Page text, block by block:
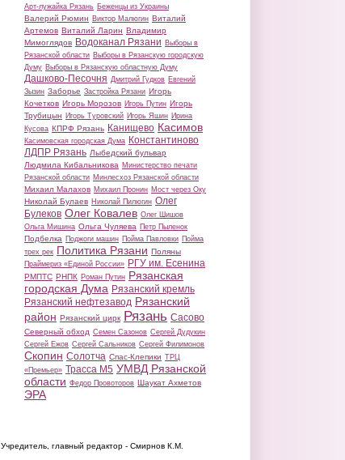
Арт-лужайка Рязань Беженцы из Украины
Валерий Рюмин Виктор Малюгин Виталий
Артемов Виталий Ларин Владимир
Мимоглядов Водоканал Рязани Выборы в
Рязанской области Выборы в Рязанскую городскую
Думу Выборы в Рязанскую областную Думу
Дашково-Песочня Дмитрий Гудков Евгений
Зызин Заборье Застройка Рязани Игорь
Кочетков Игорь Морозов Игорь Путин Игорь
Трубицын Игорь Туровский Игорь Яшин Ирина
Кусова КПРФ Рязань Канищево Касимов
Касимовская городская Дума Константиново
ЛДПР Рязань Лыбедский бульвар
Людмила Кибальникова Министерство печати
Рязанской области Минлесхоз Рязанской области
Михаил Малахов Михаил Пронин Мост через Оку
Николай Булаев Николай Пилюгин Олег
Булеков Олег Ковалев Олег Шишов
Ольга Мишина Ольга Чуляева Петр Пыленок
Подбелка Поджоги машин Пойма Павловки Пойма
трех рек Политика Рязани Поляны
Праймериз «Единой России» РГУ им. Есенина
РМПТС РНПК Роман Путин Рязанская
городская Дума Рязанский кремль
Рязанский нефтезавод Рязанский
район Рязанский цирк Рязань Сасово
Северный обход Семен Сазонов Сергей Дудукин
Сергей Ежов Сергей Сальников Сергей Филимонов
Скопин Солотча Спас-Клепики ТРЦ
«Премьер» Трасса М5 УМВД Рязанской
области Федор Провоторов Шаукат Ахметов
ЭРА
Учредитель, главный редактор - Смирнов К.М.